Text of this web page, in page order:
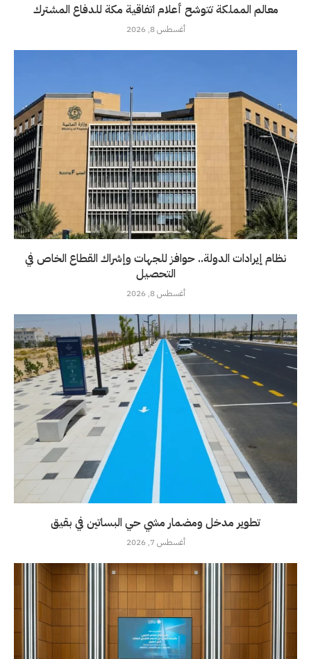
معالم المملكة تتوشح أعلام اتفاقية مكة للدفاع المشترك
أغسطس 8, 2026
نظام إيرادات الدولة.. حوافز للجهات وإشراك القطاع الخاص في
التحصيل
أغسطس 8, 2026
تطوير مدخل ومضمار مشي حي البساتين في بقيق
أغسطس 7, 2026